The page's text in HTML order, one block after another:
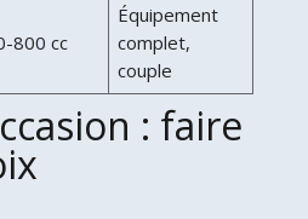
800 cc
Équipement
complet,
couple
: faire